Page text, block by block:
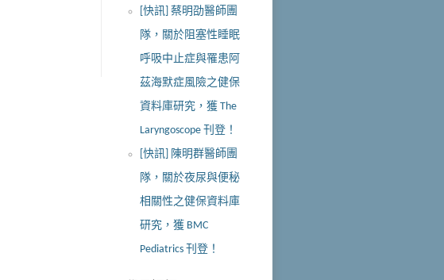
[快訊] 蔡明劭醫師團
隊，關於阻塞性睡眠
呼吸中止症與罹患阿
茲海默症風險之健保
資料庫研究，獲 The
Laryngoscope 刊登！
[快訊] 陳明群醫師團
隊，關於夜尿與便秘
相關性之健保資料庫
研究，獲 BMC
Pediatrics 刊登！